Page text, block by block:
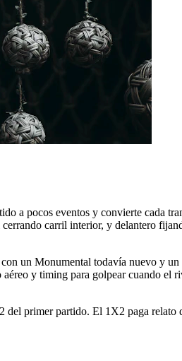
a pocos eventos y convierte cada
carril interior, y delantero
un Monumental todavía nuevo y
y timing para golpear cuando el
del primer partido. El 1X2 paga